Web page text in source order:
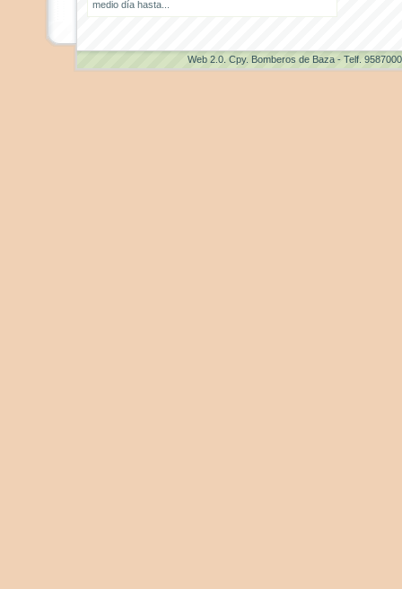
medio día hasta...
Web 2.0 . Cpy. Bomberos de Baza - Telf.